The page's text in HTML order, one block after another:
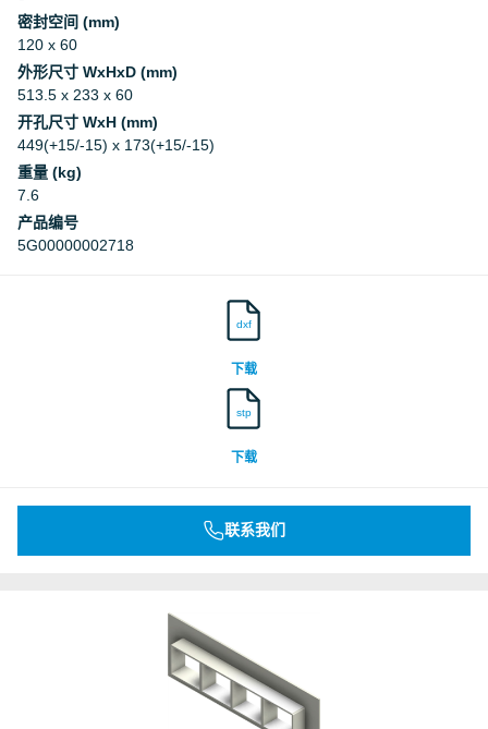
Deutsches Institut für Bautechnik, DIBt
密封空间 (mm)
120 x 60
外形尺寸 WxHxD (mm)
513.5 x 233 x 60
开孔尺寸 WxH (mm)
449(+15/-15) x 173(+15/-15)
重量 (kg)
7.6
产品编号
5G00000002718
dxf
下载
stp
下载
联系我们